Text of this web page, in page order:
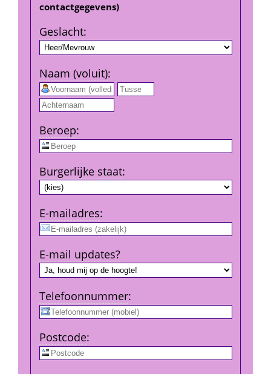
contact­gegevens)
Geslacht:
Naam (voluit):
Beroep:
Burgerlijke staat:
E-mail­adres:
E-mail updates?
Telefoon­nummer:
Post­code: